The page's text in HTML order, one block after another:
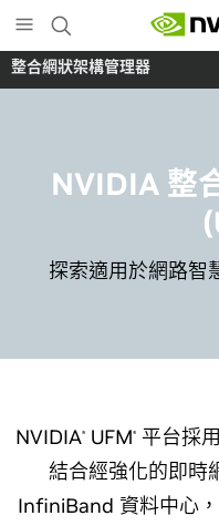
to
main
content
整合網狀架構管理器
NVIDIA 整
探索適用於網路智
NVIDIA® UFM®
平台採
結合經強化的即時
InfiniBand 資料中心